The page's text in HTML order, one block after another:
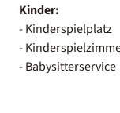
Kinder:
- Kinderspielplatz
-
- Babysitterservice